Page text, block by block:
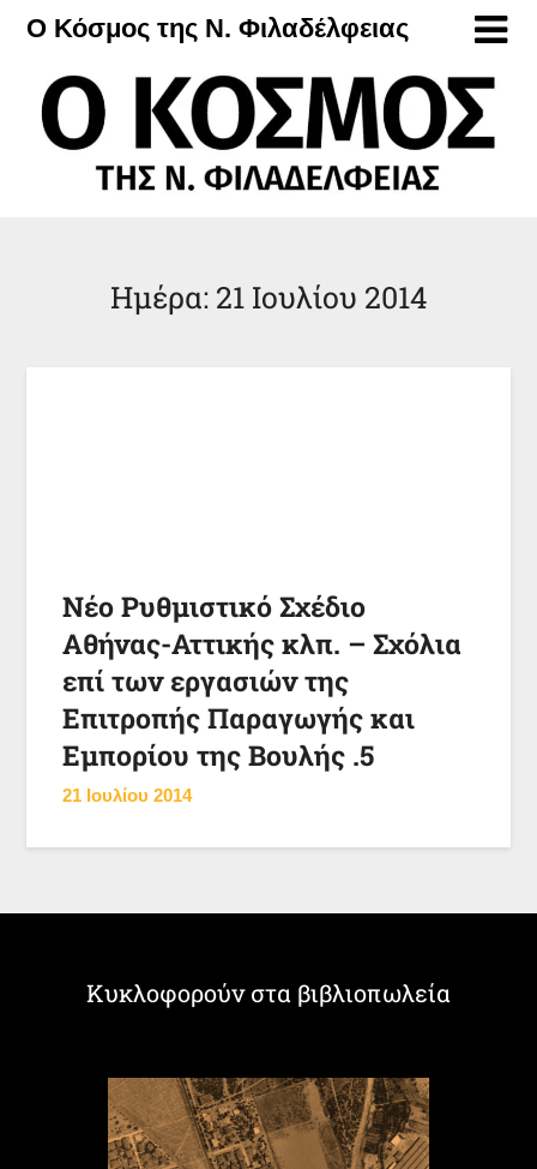
Μετάβαση
περιεχόμενο
Ο Κόσμος της Ν. Φιλαδέλφειας
Ημέρα: 21 Ιουλίου 2014
Νέο Ρυθμιστικό Σχέδιο
Αθήνας-Αττικής κλπ. – Σχόλια
επί των εργασιών της
Επιτροπής Παραγωγής και
Εμπορίου της Βουλής .5
21 Ιουλίου 2014
Κυκλοφορούν στα βιβλιοπωλεία